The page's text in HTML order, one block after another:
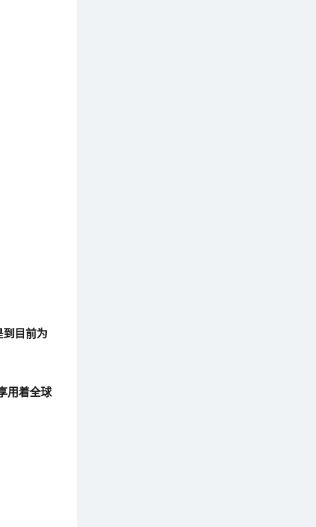
到目前为
用着全球